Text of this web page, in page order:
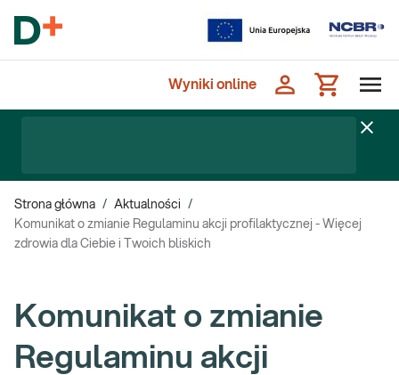
Wyniki online
Strona główna / Aktualności
/
Komunikat o zmianie Regulaminu akcji profilaktycznej - Więcej
zdrowia dla Ciebie i Twoich bliskich
Komunikat o zmianie
Regulaminu akcji